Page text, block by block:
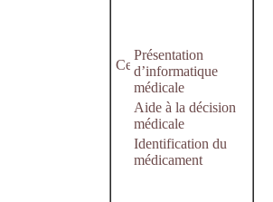
Présentation
d’informatique
médicale
Aide à la décision
médicale
Identification du
médicament